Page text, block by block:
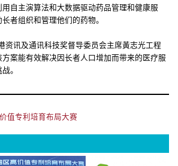
用自主演算法和大数据驱动药品管理和健康服
者组织和管理他们的药物。
资讯及通讯科技奖督导委员会主席⿈志光工程
方案能有效解决因长者人口增加而带来的医疗服
。
值专利培育布局大赛